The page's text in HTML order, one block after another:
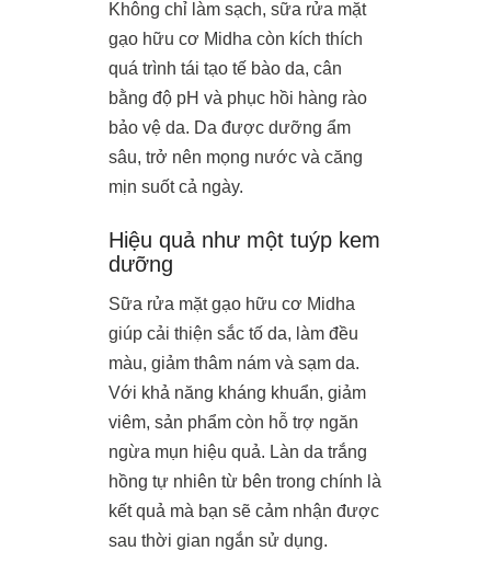
Không chỉ làm sạch, sữa rửa mặt
gạo hữu cơ Midha còn kích thích
quá trình tái tạo tế bào da, cân
bằng độ pH và phục hồi hàng rào
bảo vệ da. Da được dưỡng ẩm
sâu, trở nên mọng nước và căng
mịn suốt cả ngày.
Hiệu quả như một tuýp kem
dưỡng
Sữa rửa mặt gạo hữu cơ Midha
giúp cải thiện sắc tố da, làm đều
màu, giảm thâm nám và sạm da.
Với khả năng kháng khuẩn, giảm
viêm, sản phẩm còn hỗ trợ ngăn
ngừa mụn hiệu quả. Làn da trắng
hồng tự nhiên từ bên trong chính là
kết quả mà bạn sẽ cảm nhận được
sau thời gian ngắn sử dụng.